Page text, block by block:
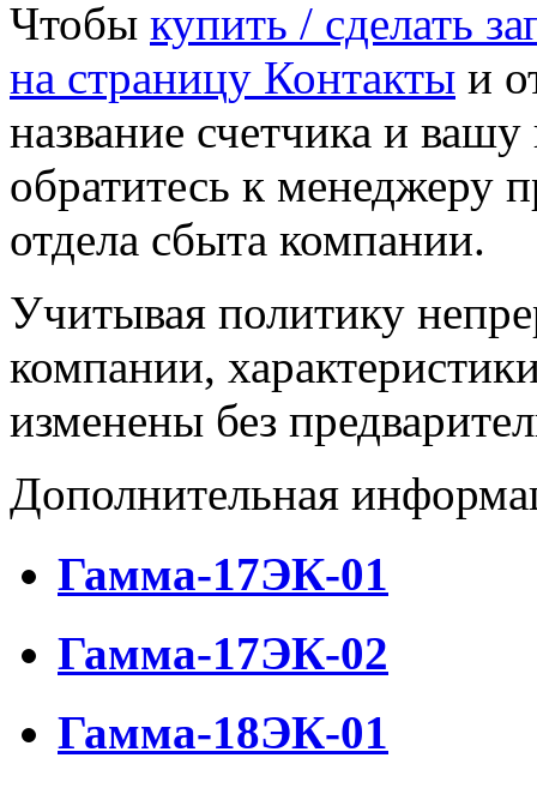
Чтобы купить / сделать
на страницу Контакты и
название счетчика и
обратитесь к менеджеру
отдела сбыта компании.
Учитывая политику
компании,
изменены без
Дополнительная
Гамма-17ЭК-01
Гамма-17ЭК-02
Гамма-18ЭК-01